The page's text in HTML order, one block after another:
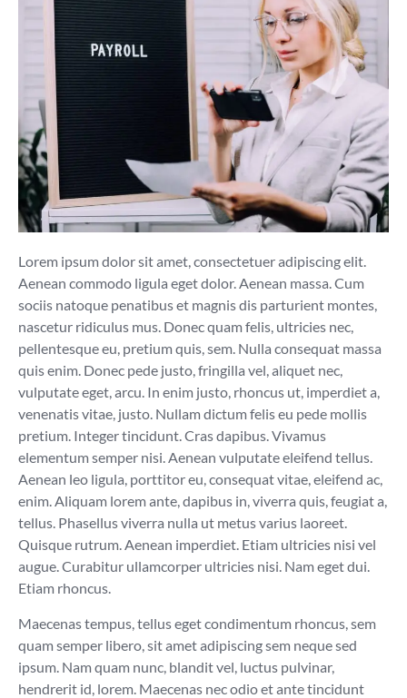
Lorem ipsum dolor sit amet, consectetuer adipiscing elit.
Aenean commodo ligula eget dolor. Aenean massa. Cum
sociis natoque penatibus et magnis dis parturient montes,
nascetur ridiculus mus. Donec quam felis, ultricies nec,
pellentesque eu, pretium quis, sem. Nulla consequat massa
quis enim. Donec pede justo, fringilla vel, aliquet nec,
vulputate eget, arcu. In enim justo, rhoncus ut, imperdiet a,
venenatis vitae, justo. Nullam dictum felis eu pede mollis
pretium. Integer tincidunt. Cras dapibus. Vivamus
elementum semper nisi. Aenean vulputate eleifend tellus.
Aenean leo ligula, porttitor eu, consequat vitae, eleifend ac,
enim. Aliquam lorem ante, dapibus in, viverra quis, feugiat a,
tellus. Phasellus viverra nulla ut metus varius laoreet.
Quisque rutrum. Aenean imperdiet. Etiam ultricies nisi vel
augue. Curabitur ullamcorper ultricies nisi. Nam eget dui.
Etiam rhoncus.
Maecenas tempus, tellus eget condimentum rhoncus, sem
quam semper libero, sit amet adipiscing sem neque sed
ipsum. Nam quam nunc, blandit vel, luctus pulvinar,
hendrerit id, lorem. Maecenas nec odio et ante tincidunt